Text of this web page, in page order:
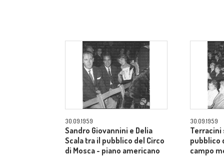
30.09.1959
Sandro Giovannini e Delia
Scala tra il pubblico del Circo
di Mosca - piano americano
30.09.1959
Terracini
pubblico
campo